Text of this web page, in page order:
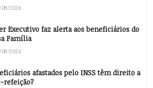
08/2026
Executivo faz alerta aos beneficiários do
Família
08/2026
afastados pelo INSS têm direito a
refeição?